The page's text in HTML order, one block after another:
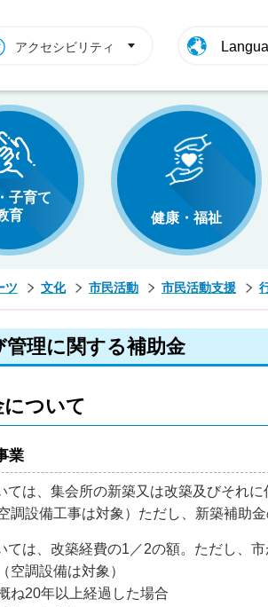
アクセシビリティ
子育て
育
健康・福祉
ツ 文化 市民活動 市民活動支援
理に関する補助金
について
業
ては、集会所の新築又は改築及びそれ
調設備工事は対象）ただし、新築補助
ては、改築経費の1／2の額。ただし、
空調設備は対象）
20年以上経過した場合